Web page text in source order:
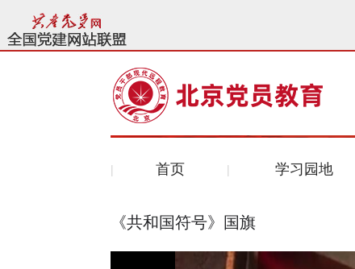
首页 学习园地
《共和国符号》国旗